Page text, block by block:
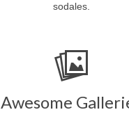
sodales.
Awesome